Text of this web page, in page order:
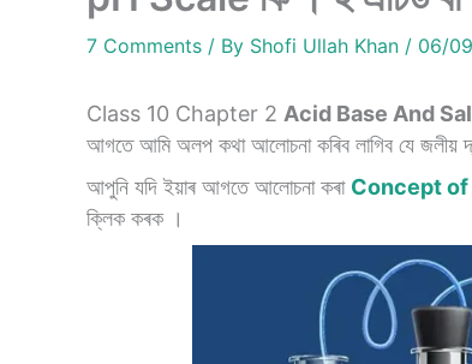
7 Comments / By Shofi Ullah Khan / 06/
Class 10 Chapter 2 Acid Base And
আগতে আমি অলপ কথা আলোচনা কৰিব লাগিব যে জলীয়
আপুনি যদি ইয়াৰ আগতে আলোচনা কৰা Concept
ক্লিক কৰক ।